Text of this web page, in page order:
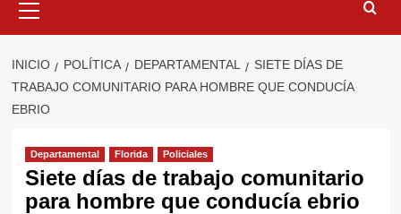
primario
INICIO POLÍTICA DEPARTAMENTAL
SIETE DÍAS DE
TRABAJO COMUNITARIO PARA HOMBRE QUE CONDUCÍA
EBRIO
Departamental Florida Policiales
Siete días de trabajo comunitario
para hombre que conducía ebrio